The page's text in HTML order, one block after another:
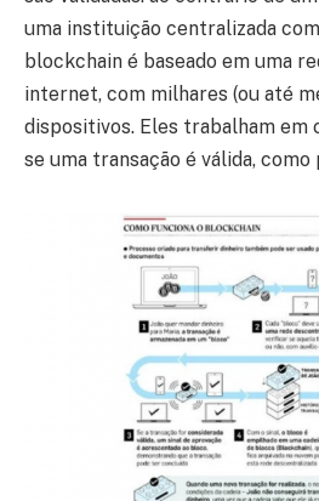
uma instituição centralizada
blockchain é baseado em uma
internet, com milhares (ou até
dispositivos. Eles trabalham em
se uma transação é válida,